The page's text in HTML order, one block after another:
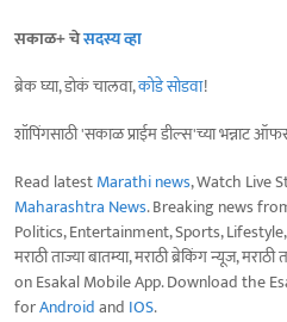
सकाळ+ चेसदस्य व्हा
ब्रेक घ्या, डोकं चालवा,कोडे सोडवा!
शॉपिंगसाठी 'सकाळ प्राईम डील्स'च्या भन्नाट
Read latestMarathi news, Watch Live
Maharashtra News. Breaking news
Politics, Entertainment, Sports,
मराठी ताज्या बातम्या, मराठी ब्रेकिंग न्यूज,
on Esakal Mobile App. Download the
forAndroidand IOS.